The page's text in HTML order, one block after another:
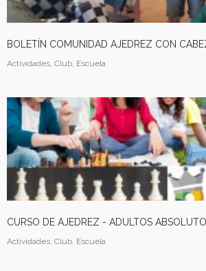
BOLETÍN COMUNIDAD AJEDREZ CON
Actividades, Club, Escuela
CURSO DE AJEDREZ - ADULTOS
Actividades, Club, Escuela